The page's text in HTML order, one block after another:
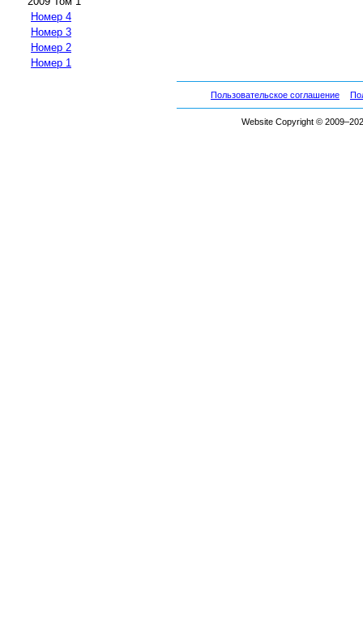
Номер 4
Номер 3
Номер 2
Номер 1
Пользовательское соглашение
Website Copyright ©